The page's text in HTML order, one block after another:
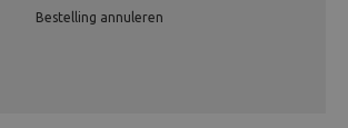
Bestelling annuleren